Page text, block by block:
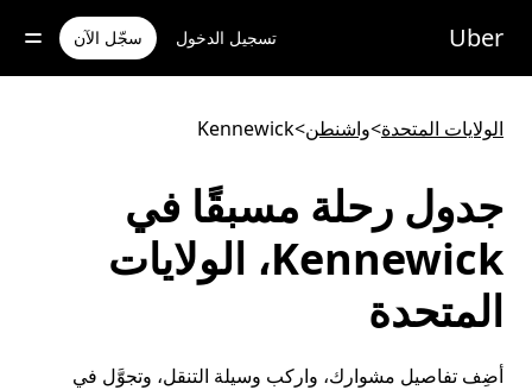
للوصول
المحتوى
Uber تسجيل الدخول سجّل الآن
الولايات المتحدة>واشنطن>
Kennewick
جدول رحلة مسبقًا في
Kennewick، الولايات
المتحدة
أضِف تفاصيل مشوارك، واركب وسيلة التنقل، وتجوَّل في